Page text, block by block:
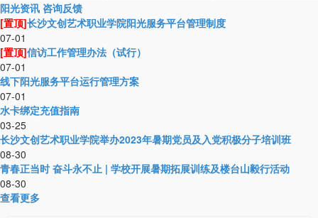
阳光资讯 咨询反馈
[置顶]长沙文创艺术职业学院阳光服务平台管理制度
07-01
[置顶]信访工作管理办法（试行）
07-01
线下阳光服务平台运行管理方案
07-01
水卡绑定充值指南
03-25
长沙文创艺术职业学院举办2023年暑期党员及入党积极分子培训班
08-30
青春正当时 奋斗永不止 | 学校开展暑期拓展训练及楼台山毅行活动
08-30
查看更多